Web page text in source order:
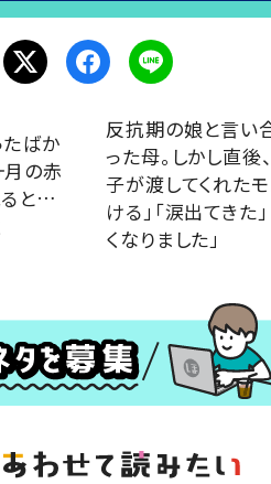
たばか
の赤
ると…
反抗期の娘と言い
った母。しかし直後
子が渡してくれたモ
ける」「涙出てきた
くなりました」